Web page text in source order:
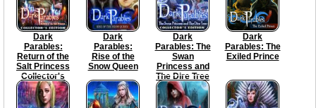
Dark
Parables:
Return of the
Salt Princess
Collector's
Edition
Dark
Parables:
Rise of the
Snow Queen
Dark
Parables: The
Swan
Princess and
The Dire Tree
Collector's
Edition
Dark
Parables: The
Exiled Prince